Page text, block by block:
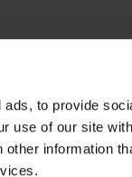
to provide
use of our site
information